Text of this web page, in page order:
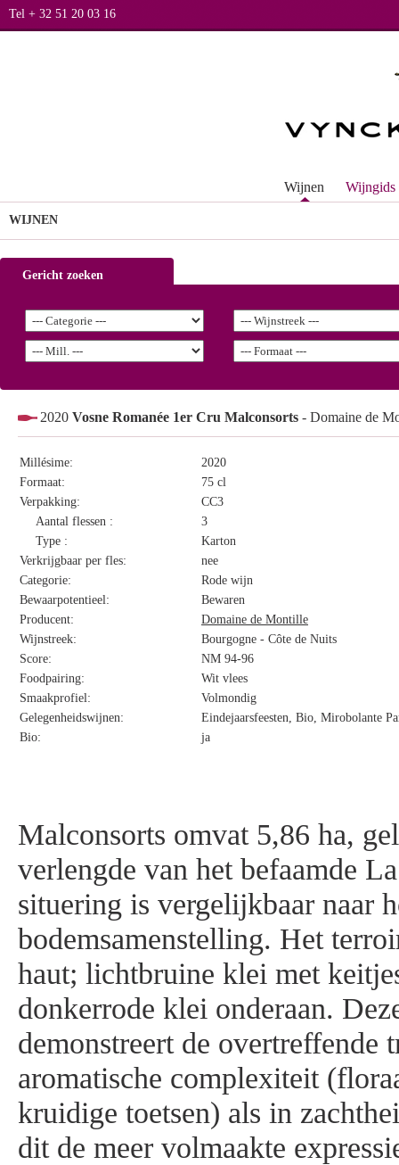
Tel + 32 51 20 03 16
Wijnen Wijngids
WIJNEN
Gericht zoeken
2020 Vosne Romanée 1er Cru Malconsorts - Domaine de
Millésime:
2020
Formaat:
75 cl
Verpakking:
CC3
Aantal flessen :
3
Type :
Karton
Verkrijgbaar per fles:
nee
Categorie:
Rode wijn
Bewaarpotentieel:
Bewaren
Producent:
Domaine de Montille
Wijnstreek:
Bourgogne - Côte de Nuits
Score:
NM 94-96
Foodpairing:
Wit vlees
Smaakprofiel:
Volmondig
Gelegenheidswijnen:
Eindejaarsfeesten, Bio, Mirobolante
Bio:
ja
Malconsorts omvat 5,86 ha,
verlengde van het befaamde
situering is vergelijkbaar naar
bodemsamenstelling. Het
haut; lichtbruine klei met
donkerrode klei onderaan.
demonstreert de overtreffende
aromatische complexiteit
kruidige toetsen) als in
dit de meer volmaakte